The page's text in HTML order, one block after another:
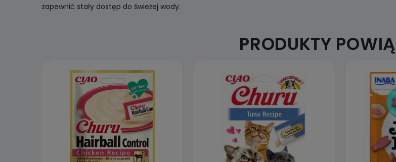
zapewnić stały dostęp do świeżej wody.
PRODUKTY